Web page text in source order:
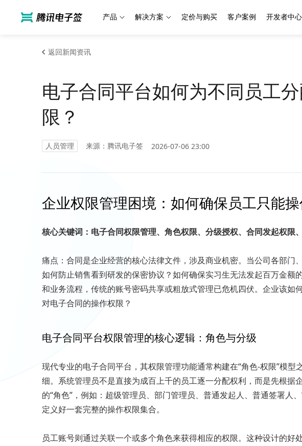
产品 解决方案 定价与购买 客户案例 开发者中心
返回新闻资讯
电子合同平台如何为不同员工
限？
人员管理 来源：腾讯电子签 2026-07-06 23:00
企业权限管理困境：如何确保员工只能
核心关键词：电子合同权限管理、角色权限、分级授权、合同发起权限
痛点：合同是企业经营的核心法律文件，涉及商业机密。当公司各部门
如何防止销售看到研发的保密协议？如何确保实习生无法发起百万金额
和业务流程，传统的账号密码共享或粗放式管理已危机四伏。企业该如
对电子合同的操作权限？
电子合同平台权限管理的核心逻辑：角色与分级
现代专业的电子合同平台，其权限管理功能通常构建在“角色-权限”模
细。系统管理员不是直接为成百上千的员工逐一分配权利，而是先根据
的“角色”，例如：超级管理员、部门管理员、普通发起人、普通签署人
定义好一套完整的操作权限集合。
员工账号则通过关联一个或多个角色来获得相应的权限。这种设计的好